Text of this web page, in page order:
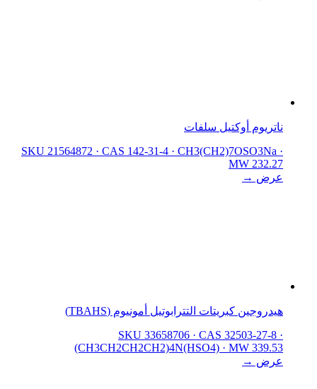
ناتريوم أوكتيل سلفات
SKU 21564872 · CAS 142-31-4 · CH3(CH2)7OSO3Na ·
MW 232.27
عرض →
هيدروجين كبريتات التترابوتيل أمونيوم (TBAHS)
SKU 33658706 · CAS 32503-27-8 ·
(CH3CH2CH2CH2)4N(HSO4) · MW 339.53
عرض →